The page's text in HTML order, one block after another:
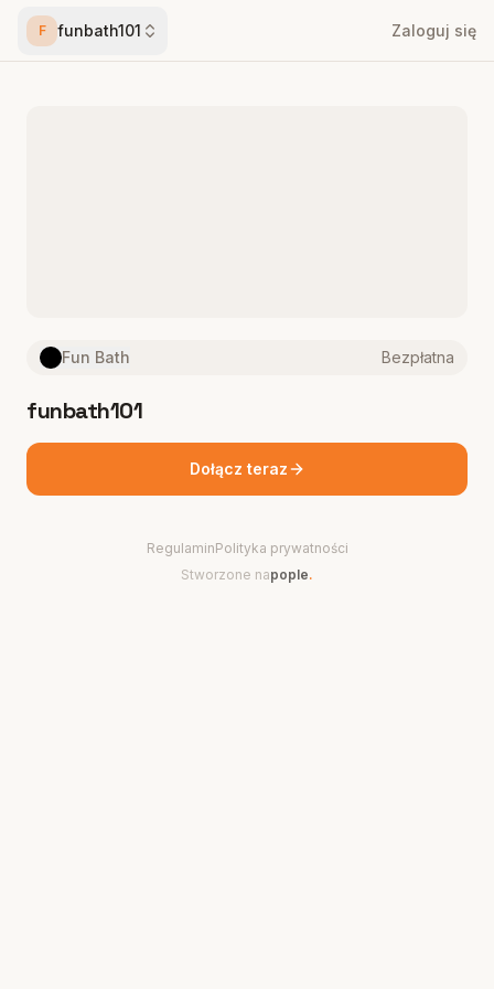
F funbath101 Zaloguj się
Fun Bath Bezpłatna
funbath101
Dołącz teraz
RegulaminPolityka prywatności
Stworzone napople.